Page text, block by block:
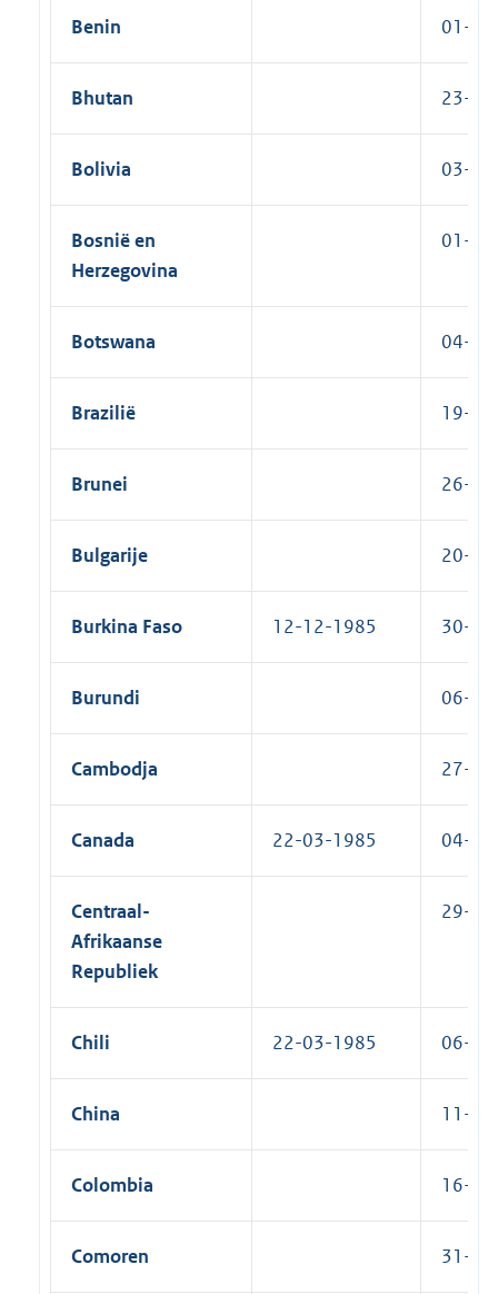
Benin 01-
Bhutan 23-
Bolivia 03-
Bosnië en
Herzegovina
01-
Botswana 04-
Brazilië 19-
Brunei 26-
Bulgarije 20-
Burkina Faso 12-12-1985 30-
Burundi 06-
Cambodja 27-
Canada 22-03-1985 04-
Centraal-
Afrikaanse
Republiek
29-
Chili 22-03-1985 06-
China 11-
Colombia 16-
Comoren 31-